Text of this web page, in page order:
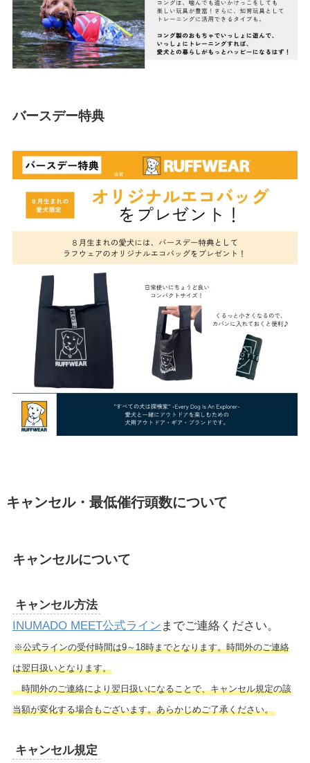
バースデー特典
キャンセル・最低催行頭数について
キャンセルについて
キャンセル方法
INUMADO MEET公式ライン までご連絡ください。
※公式ラインの受付時間は9～18時までとなります。時間外のご連絡
は翌日扱いとなります。
時間外のご連絡により翌日扱いになることで、キャンセル規定の該
当額が変化する場合もございます。あらかじめご了承ください。
キャンセル規定